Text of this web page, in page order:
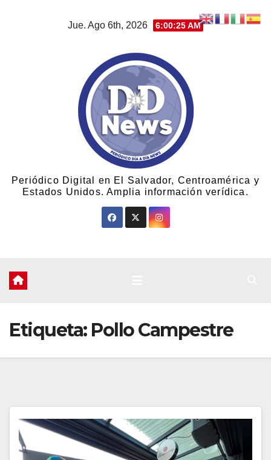
Jue. Ago 6th, 2026 6:00:26 AM
Periódico Digital en El Salvador, Centroamérica y
Estados Unidos. Amplia información verídica.
Etiqueta: Pollo Campestre